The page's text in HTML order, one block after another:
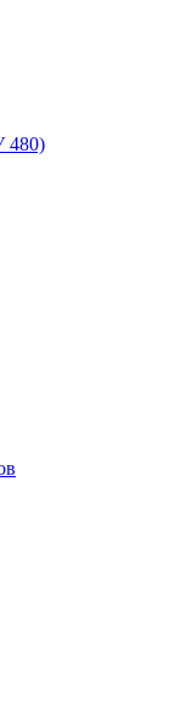
480)